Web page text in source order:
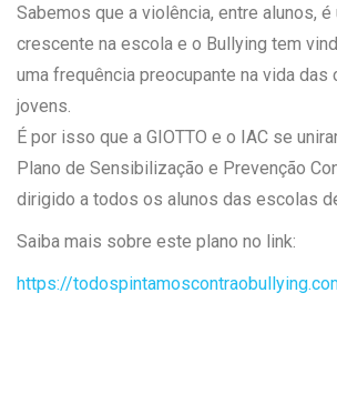
Sabemos que a violência, entre alunos, é
crescente na escola e o Bullying tem
uma frequência preocupante na vida das
jovens.
É por isso que a GIOTTO e o IAC se
Plano de Sensibilização e Prevenção
dirigido a todos os alunos das escolas
Saiba mais sobre este plano no link:
https://